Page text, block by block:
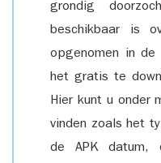
grondig
beschikbaar is
opgenomen in
het gratis te
Hier kunt u onder
vinden zoals het
de APK datum,